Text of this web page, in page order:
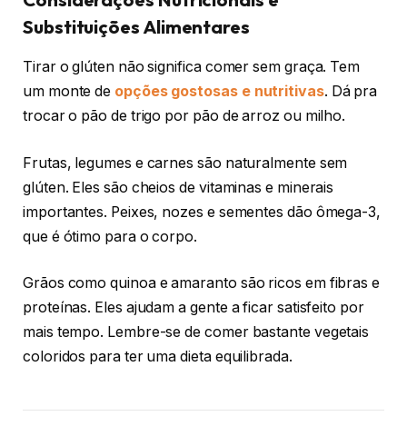
Substituições Alimentares
Tirar o glúten não significa comer sem graça. Tem
um monte de opções gostosas e nutritivas. Dá pra
trocar o pão de trigo por pão de arroz ou milho.
Frutas, legumes e carnes são naturalmente sem
glúten. Eles são cheios de vitaminas e minerais
importantes. Peixes, nozes e sementes dão ômega-3,
que é ótimo para o corpo.
Grãos como quinoa e amaranto são ricos em fibras e
proteínas. Eles ajudam a gente a ficar satisfeito por
mais tempo. Lembre-se de comer bastante vegetais
coloridos para ter uma dieta equilibrada.